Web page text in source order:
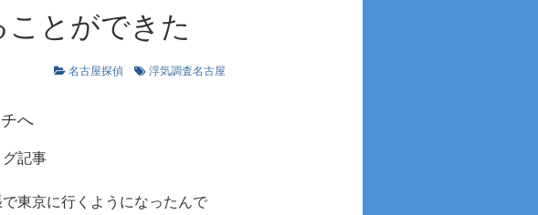
とができた
名古屋探偵 浮気調査名古屋
チへ
記事
東京に行くようになったんで